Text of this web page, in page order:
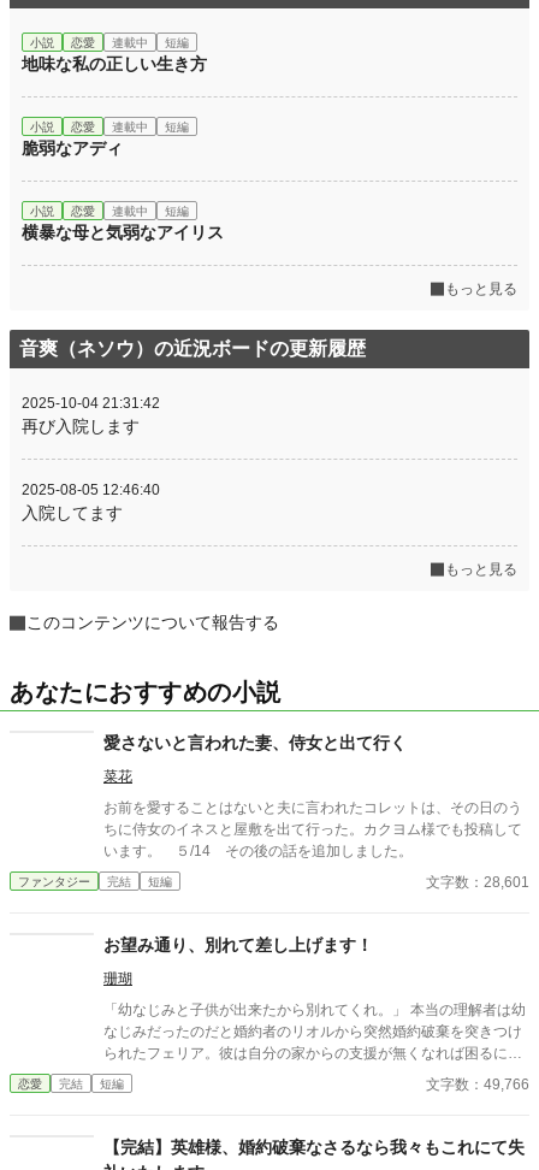
小説 恋愛 連載中 短編
地味な私の正しい生き方
小説 恋愛 連載中 短編
脆弱なアディ
小説 恋愛 連載中 短編
横暴な母と気弱なアイリス
もっと見る
音爽（ネソウ）の近況ボードの更新履歴
2025-10-04 21:31:42
再び入院します
2025-08-05 12:46:40
入院してます
もっと見る
このコンテンツについて報告する
あなたにおすすめの小説
愛さないと言われた妻、侍女と出て行く
菜花
お前を愛することはないと夫に言われたコレットは、その日のう
ちに侍女のイネスと屋敷を出て行った。カクヨム様でも投稿して
います。 ５/14 その後の話を追加しました。
ファンタジー 完結 短編 文字数：28,601
お望み通り、別れて差し上げます！
珊瑚
「幼なじみと子供が出来たから別れてくれ。」 本当の理解者は幼
なじみだったのだと婚約者のリオルから突然婚約破棄を突きつけ
られたフェリア。彼は自分の家からの支援が無くなれば困るに違
いないと思っているようだが……？
恋愛 完結 短編 文字数：49,766
【完結】英雄様、婚約破棄なさるなら我々もこれにて失